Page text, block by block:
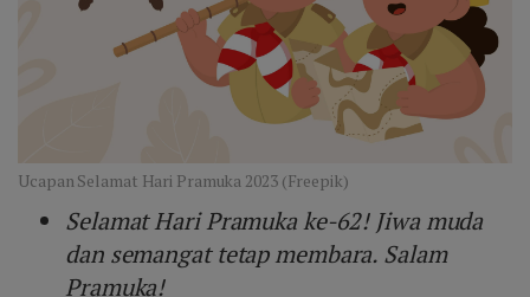
Ucapan Selamat Hari Pramuka 2023 (Freepik)
Selamat Hari Pramuka ke-62! Jiwa muda
dan semangat tetap membara. Salam
Pramuka!